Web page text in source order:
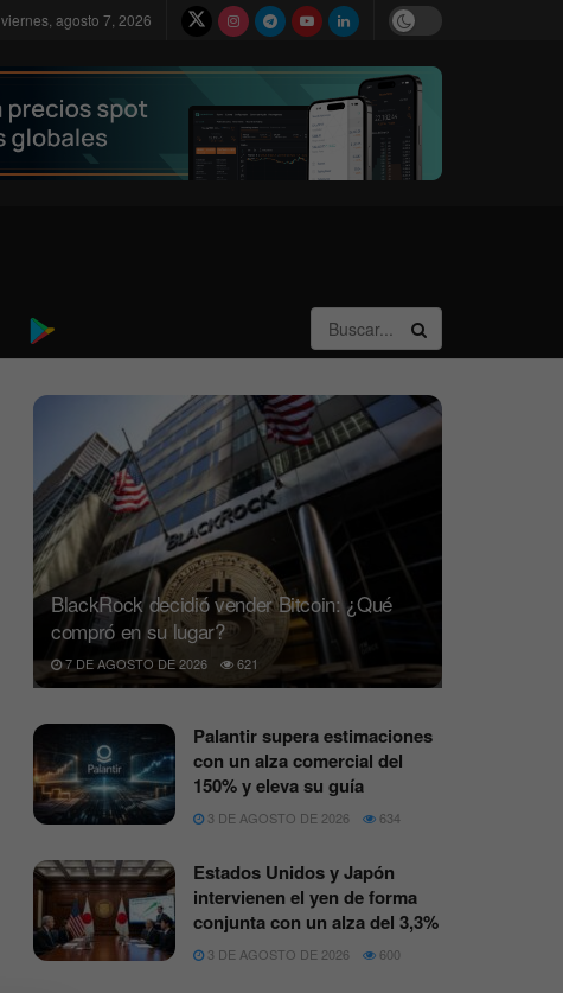
viernes, agosto 7, 2026
BlackRock decidió vender Bitcoin: ¿Qué
compró en su lugar?
7 DE AGOSTO DE 2026 621
Palantir supera estimaciones
con un alza comercial del
150% y eleva su guía
3 DE AGOSTO DE 2026 634
Estados Unidos y Japón
intervienen el yen de forma
conjunta con un alza del 3,3%
3 DE AGOSTO DE 2026 600